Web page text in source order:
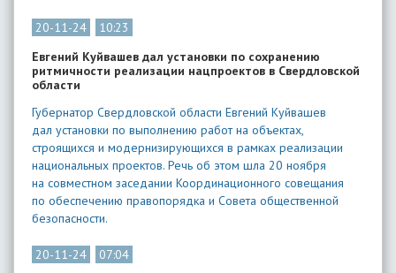
20-11-24
10:23
Евгений Куйвашев дал установки по сохранению
ритмичности реализации нацпроектов в Свердловской
области
Губернатор Свердловской области Евгений Куйвашев
дал установки по выполнению работ на объектах,
строящихся и модернизирующихся в рамках реализации
национальных проектов. Речь об этом шла 20 ноября
на совместном заседании Координационного совещания
по обеспечению правопорядка и Совета общественной
безопасности.
20-11-24
07:04